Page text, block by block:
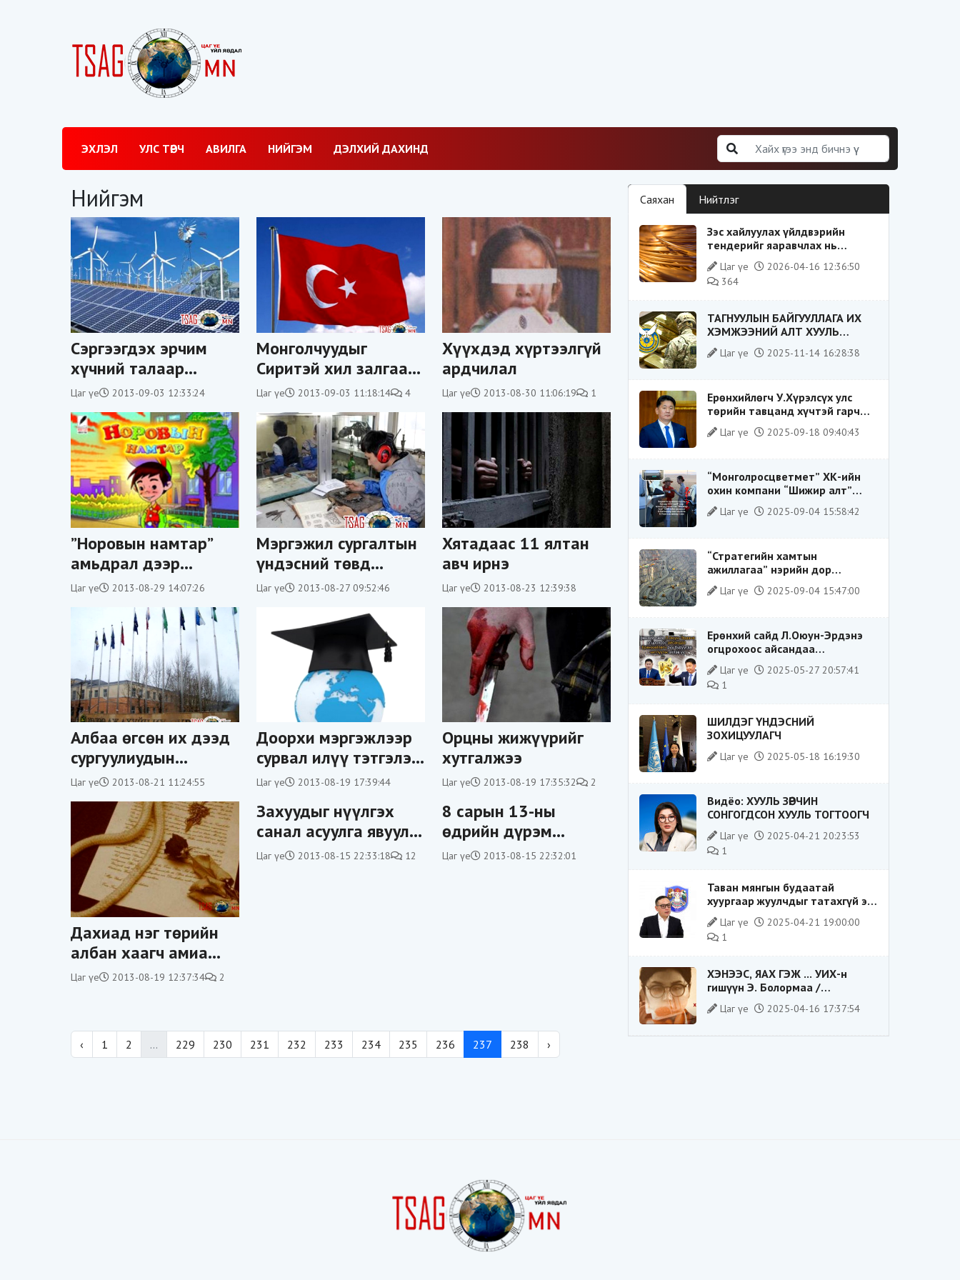
ЭХЛЭЛ УЛС ТӨРЧ АВИЛГА НИЙГЭМ ДЭЛХИЙ ДАХИНД
Нийгэм
Сэргээгдэх эрчим
хүчний талаар
хэлэлцэнэ
Цаг үе 2013-09-03 12:33:24
Монголчуудыг
Сиритэй хил залгаа
муж, хот, тосгоноор
явахгүй байхыг
анхаарууллаа
Цаг үе 2013-09-03 11:18:14 4
Хүүхдэд хүртээлгүй
ардчилал
Цаг үе 2013-08-30 11:06:19 1
”Норовын намтар”
амьдрал дээр
үргэлжилнэ
Цаг үе 2013-08-29 14:07:26
Мэргэжил сургалтын
үндэсний төвд
элсэгчдийн тоо эрс
Цаг үе 2013-08-27 09:52:46
Хятадаас 11 ялтан
авч ирнэ
Цаг үе 2013-08-23 12:39:38
Албаа өгсөн их дээд
сургуулиудын
захирлууд
”хоригдож” эхэллээ
Цаг үе 2013-08-21 11:24:55
Доорхи мэргэжлээр
сурвал илүү тэтгэлэг
авна
Цаг үе 2013-08-19 17:39:44
Орцны жижүүрийг
хутгалжээ
Цаг үе 2013-08-19 17:35:32 2
Дахиад нэг төрийн
албан хаагч амиа
хорложээ
Цаг үе 2013-08-19 12:37:34 2
Захуудыг нүүлгэх
санал асуулга явуулж
байна
Цаг үе 2013-08-15 22:33:18 12
8 сарын 13-ны
өдрийн дүрэм
зөрчсөн жолооч
Цаг үе 2013-08-15 22:32:01
‹ 1 2 ... 229 230 231 232 233 234 235 236 237 238 ›
Саяхан Нийтлэг
Зэс хайлуулах үйлдвэрийн
тендерийг яаравчлах нь
“Үндэсний аюулгүй байдал“-д
эрсдэлтэй юу?
Цаг үе
2026-04-16 12:36:50
364
ТАГНУУЛЫН БАЙГУУЛЛАГА ИХ
ХЭМЖЭЭНИЙ АЛТ ХУУЛЬ
БУСААР ХИЛЭЭР ГАРГАХ ГЭЖ
БАЙСАН ҮЙЛДЛИЙГ ТАСЛАН
Цаг үе 2025-11-14 16:28:38
Ерөнхийлөгч У.Хүрэлсүх улс
төрийн тавцанд хүчтэй гарч
ирэхдээ өөрийгөө шударга
ёсны төлөө тэмцэгч, “хуучин
таниулсан.
Цаг үе 2025-09-18 09:40:43
“Монголросцветмет” ХК-ийн
охин компани “Шижир алт”
ХХК-ийн Гүйцэтгэх захирлаар
ажиллаж байсан О.Баттөмөрт
Цаг үе 2025-09-04 15:58:42
“Стратегийн хамтын
ажиллагаа” нэрийн дор
“Чимээгүй хөрөнгө хуримтлал”
Цаг үе 2025-09-04 15:47:00
Ерөнхий сайд Л.Оюун-Эрдэнэ
огцрохоос айсандаа
Ерөнхийлөгч рүү буруугаа
чиглүүлж эхлэв үү
Цаг үе
2025-05-27 20:57:41
1
ШИЛДЭГ ҮНДЭСНИЙ
ЗОХИЦУУЛАГЧ
Цаг үе 2025-05-18 16:19:30
Видёо: ХУУЛЬ ЗӨРЧИН
СОНГОГДСОН ХУУЛЬ ТОГТООГЧ
Цаг үе
2025-04-21 20:23:53
1
Таван мянгын будаатай
хуургаар жуулчдыг татахгүй ээ,
Д.Батсүх ээ
Цаг үе
2025-04-21 19:00:00
1
ХЭНЭЭС, ЯАХ ГЭЖ ... УИХ-н
гишүүн Э. Болормаа /
сонгуулийн ажилдаа гадаадын
компаниас хандив авсан уу/
Цаг үе 2025-04-16 17:37:54